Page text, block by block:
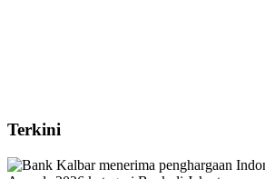
Terkini